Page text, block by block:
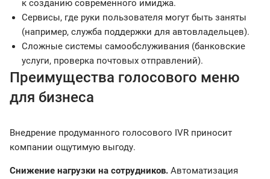
к созданию современного имиджа.
Сервисы, где руки пользователя могут быть заняты
(например, служба поддержки для автовладельцев).
Сложные системы самообслуживания (банковские
услуги, проверка почтовых отправлений).
Преимущества голосового меню
для бизнеса
Внедрение продуманного голосового IVR приносит
компании ощутимую выгоду.
Снижение нагрузки на сотрудников. Автоматизация